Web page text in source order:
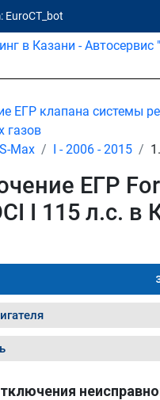
EuroCT_bot
ЕГР клапана системы
газов
S-Max I - 2006 - 2015
ЕГР
I 115 л.с. в